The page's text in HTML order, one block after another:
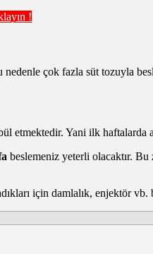
!
çok fazla süt tozuyla
etmektedir. Yani ilk haftalarda
beslemeniz yeterli olacaktır.
için damlalık, enjektör vb.